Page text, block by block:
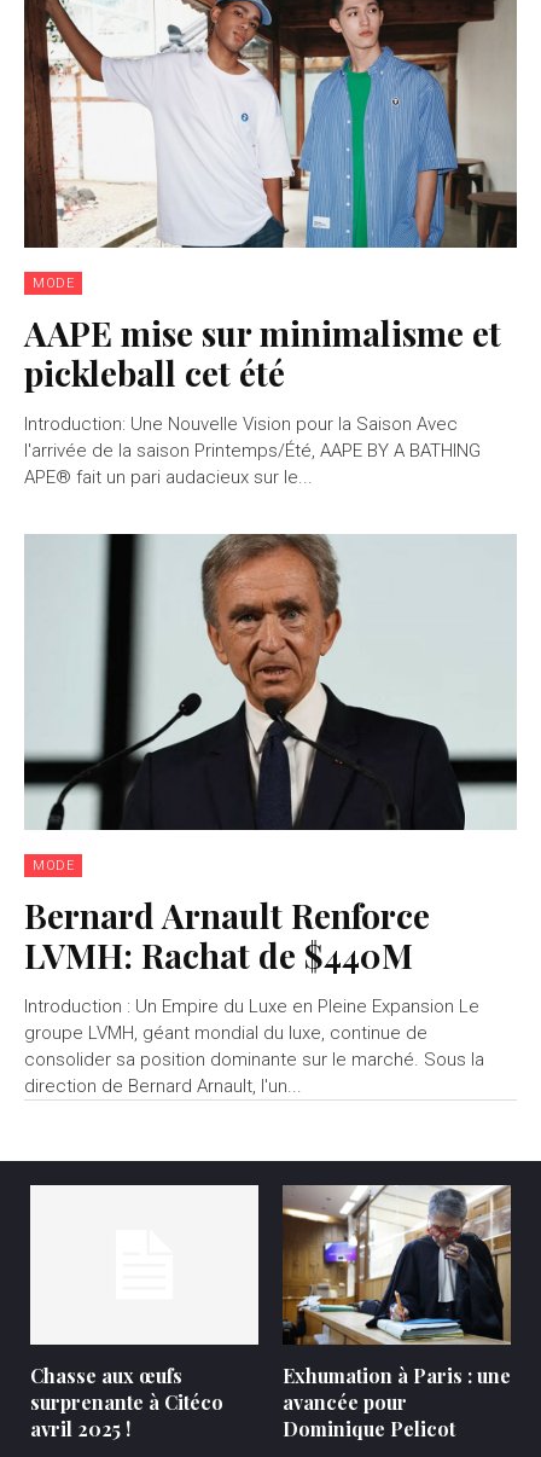
MODE
AAPE mise sur minimalisme et
pickleball cet été
Introduction: Une Nouvelle Vision pour la Saison Avec
l'arrivée de la saison Printemps/Été, AAPE BY A BATHING
APE® fait un pari audacieux sur le...
MODE
Bernard Arnault Renforce
LVMH: Rachat de $440M
Introduction : Un Empire du Luxe en Pleine Expansion Le
groupe LVMH, géant mondial du luxe, continue de
consolider sa position dominante sur le marché. Sous la
direction de Bernard Arnault, l'un...
Chasse aux œufs
surprenante à Citéco
avril 2025 !
Exhumation à Paris : une
avancée pour
Dominique Pelicot